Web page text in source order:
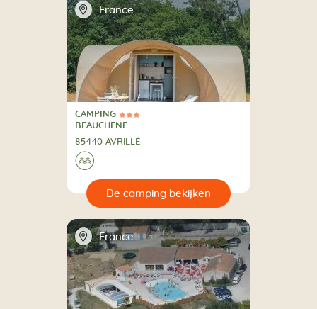
📍 France
3 Sterren
CAMPING
CAMPING
BEAUCHENE
85440 AVRILLÉ
🌊
📍 France